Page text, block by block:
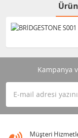
Kampanya
Müşteri